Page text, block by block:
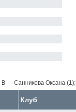
B — Санникова Оксана (1);
Клуб